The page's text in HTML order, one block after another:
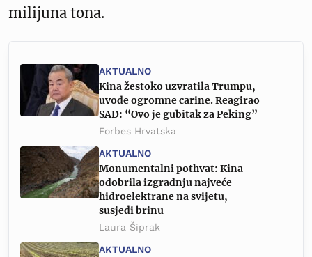
milijuna tona.
AKTUALNO
Kina žestoko uzvratila Trumpu,
uvode ogromne carine. Reagirao
SAD: “Ovo je gubitak za Peking”
Forbes Hrvatska
AKTUALNO
Monumentalni pothvat: Kina
odobrila izgradnju najveće
hidroelektrane na svijetu,
susjedi brinu
Laura Šiprak
AKTUALNO